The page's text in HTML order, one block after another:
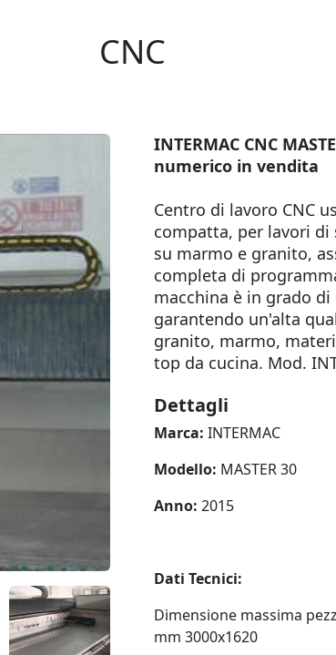
CNC
INTERMAC CNC
numerico in vendita
Centro di lavoro CNC
compatta, per lavori di
su marmo e granito,
completa di
macchina è in grado
garantendo un'alta
granito, marmo,
top da cucina. Mod.
Dettagli
Marca: INTERMAC
Modello: MASTER 30
Anno: 2015
Dati Tecnici:
Dimensione massima
mm 3000x1620